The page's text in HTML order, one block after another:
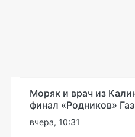
Моряк и врач из
финал «Родников»
вчера, 10:31